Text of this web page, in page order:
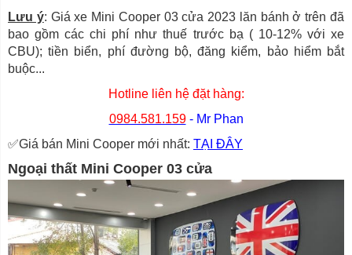
Lưu ý: Giá xe Mini Cooper 03 cửa 2023 lăn bánh ở trên đã
bao gồm các chi phí như thuế trước bạ ( 10-12% với xe
CBU); tiền biển, phí đường bộ, đăng kiểm, bảo hiểm bắt
buộc...
Hotline liên hệ đặt hàng:
0984.581.159- Mr Phan
✅Giá bán Mini Cooper mới nhất: TẠI ĐÂY
Ngoại thất Mini Cooper 03 cửa